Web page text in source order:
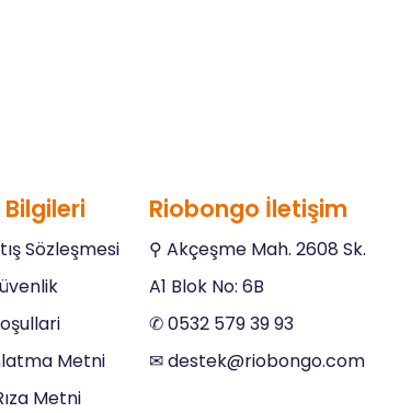
Bilgileri
Sözleşmesi
Metni
Metni
Riobongo İletişim
⚲ Akçeşme Mah. 2608 Sk.
A1 Blok No: 6B
✆ 0532 579 39 93
✉︎destek@riobongo.com